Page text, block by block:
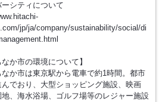
ーシティについて
jp/ja/company/sustainability/social/di
なか市の環境について】
なか市は東京駅から電車で約1時間。都市
んでおり、大型ショッピング施設、映画
、海水浴場、ゴルフ場等のレジャー施設